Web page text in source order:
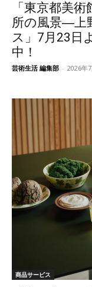
「東京都美
所の風景―上
ス」7月23日
中！
芸術生活 編集部 - 2026年
商品サービス